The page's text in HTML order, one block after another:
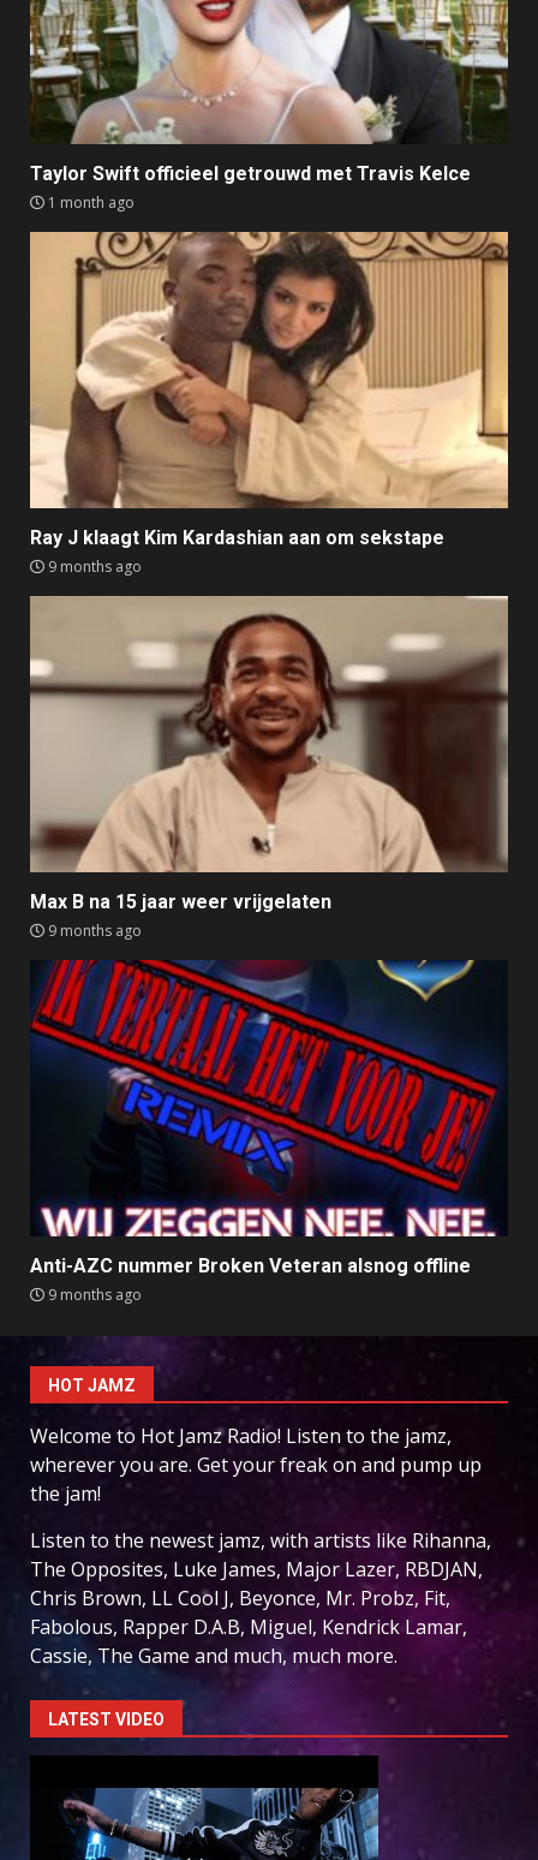
Taylor Swift officieel getrouwd met Travis Kelce
1 month ago
Ray J klaagt Kim Kardashian aan om sekstape
9 months ago
Max B na 15 jaar weer vrijgelaten
9 months ago
Anti-AZC nummer Broken Veteran alsnog offline
9 months ago
HOT JAMZ
Welcome to Hot Jamz Radio! Listen to the jamz,
wherever you are. Get your freak on and pump up
the jam!
Listen to the newest jamz, with artists like Rihanna,
The Opposites, Luke James, Major Lazer, RBDJAN,
Chris Brown, LL Cool J, Beyonce, Mr. Probz, Fit,
Fabolous, Rapper D.A.B, Miguel, Kendrick Lamar,
Cassie, The Game and much, much more.
LATEST VIDEO